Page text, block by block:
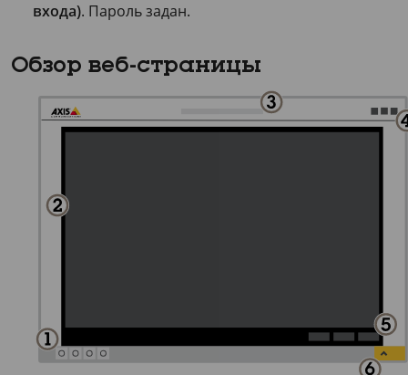
входа). Пароль задан.
Обзор веб-страницы